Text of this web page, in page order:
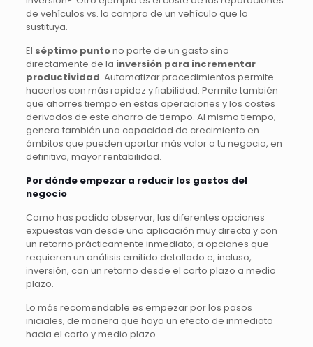
de vehículos vs. la compra de un vehículo que lo
sustituya.
El séptimo puntono parte de un gasto sino
directamente de la inversión para incrementar
productividad. Automatizar procedimientos permite
hacerlos con más rapidez y fiabilidad. Permite también
que ahorres tiempo en estas operaciones y los costes
derivados de este ahorro de tiempo. Al mismo tiempo,
genera también una capacidad de crecimiento en
ámbitos que pueden aportar más valor a tu negocio, en
definitiva, mayor rentabilidad.
Por dónde empezar a reducir los gastos del
negocio
Como has podido observar, las diferentes opciones
expuestas van desde una aplicación muy directa y con
un retorno prácticamente inmediato; a opciones que
requieren un análisis emitido detallado e, incluso,
inversión, con un retorno desde el corto plazo a medio
plazo.
Lo más recomendable es empezar por los pasos
iniciales, de manera que haya un efecto de inmediato
hacia el corto y medio plazo.